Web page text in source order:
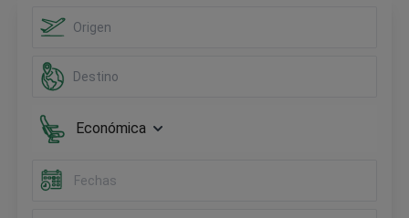
Económica